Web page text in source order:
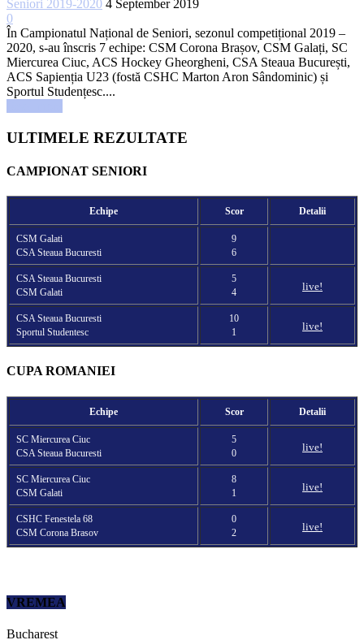
Seniori 2019-2020 4 September 2019
0
În Campionatul Național de Seniori, sezonul competițional 2019 –
2020, s-au înscris 7 echipe: CSM Corona Brașov, CSM Galați, SC
Miercurea Ciuc, ACS Hockey Gheorgheni, CSA Steaua București,
ACS Sapienția U23 (fostă CSHC Marton Aron Sândominic) și
Sportul Studențesc....
ULTIMELE REZULTATE
CAMPIONAT SENIORI
Echipe Scor Detalii
CSM Galati
CSA Steaua Bucuresti
9
6
CSA Steaua Bucuresti
CSM Galati
5
4
live!
CSA Steaua Bucuresti
Sportul Studentesc
10
1
live!
CUPA ROMANIEI
Echipe Scor Detalii
SC Miercurea Ciuc
CSA Steaua Bucuresti
5
0
live!
SC Miercurea Ciuc
CSM Galati
8
1
live!
CSHC Fenestela 68
CSM Corona Brasov
0
2
live!
VREMEA
Bucharest